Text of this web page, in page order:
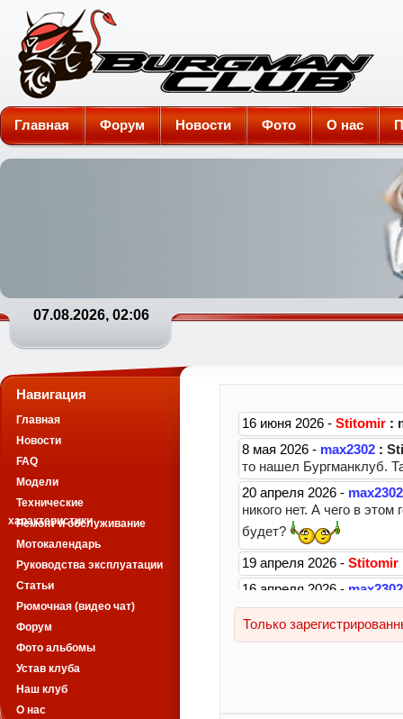
Burgman-Club
Главная Форум Новости Фото О нас
07.08.2026, 02:06
Навигация
Главная
Новости
FAQ
Модели
Технические
характеристики
Ремонт и обслуживание
Мотокалендарь
Руководства эксплуатации
Статьи
Рюмочная (видео чат)
Форум
Фото альбомы
Устав клуба
Наш клуб
О нас